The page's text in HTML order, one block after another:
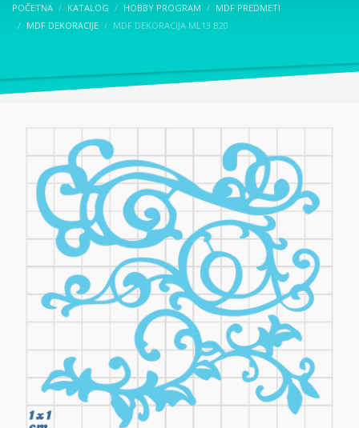
POČETNA KATALOG HOBBY PROGRAM
MDF PREDMETI
MDF DEKORACIJE
MDF DEKORACIJA ML13 B20